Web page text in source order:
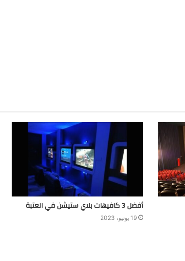
أفضل 3 كافيهات بلاي ستيشن في العتبة
19 يونيو، 2023